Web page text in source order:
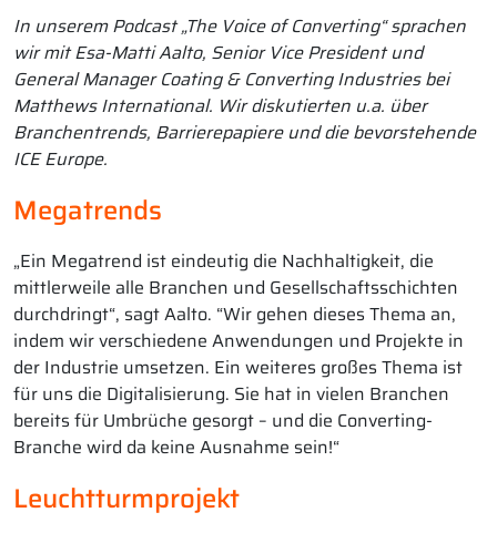
In unserem Podcast „The Voice of Converting“ sprachen
wir mit Esa-Matti Aalto, Senior Vice President und
General Manager Coating & Converting Industries bei
Matthews International. Wir diskutierten u.a. über
Branchentrends, Barrierepapiere und die bevorstehende
ICE Europe.
Megatrends
„Ein Megatrend ist eindeutig die Nachhaltigkeit, die
mittlerweile alle Branchen und Gesellschaftsschichten
durchdringt“, sagt Aalto. “Wir gehen dieses Thema an,
indem wir verschiedene Anwendungen und Projekte in
der Industrie umsetzen. Ein weiteres großes Thema ist
für uns die Digitalisierung. Sie hat in vielen Branchen
bereits für Umbrüche gesorgt – und die Converting-
Branche wird da keine Ausnahme sein!“
Leuchtturmprojekt